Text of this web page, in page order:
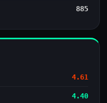
885
4.61
4.40